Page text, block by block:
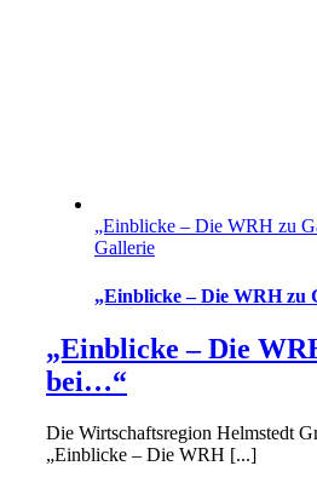
„Einblicke – Die WRH zu
Gallerie
„Einblicke – Die WRH zu
„Einblicke – Die
bei…“
Die Wirtschaftsregion Helmstedt
„Einblicke – Die WRH [...]